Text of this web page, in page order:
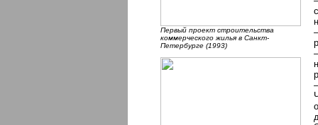
Первый проект строительства
коммерческого жилья в Санкт-
Петербурге (1993)